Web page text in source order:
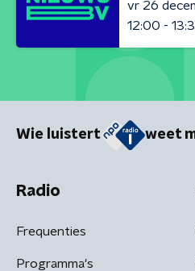
vr 26
12:00 -
Wie luistert weet
Radio
Frequenties
Programma's